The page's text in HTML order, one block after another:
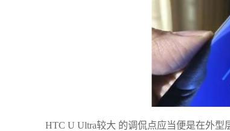
HTC U Ultra较大 的调侃点应当便是在外